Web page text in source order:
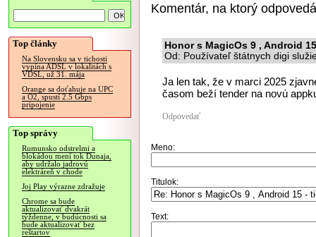
Top články
Na Slovensku sa v tichosti
vypína ADSL v lokalitách s
VDSL, už 31. mája
Orange sa doťahuje na UPC
a O2, spustí 2.5 Gbps
pripojenie
Top správy
Rumunsko odstrelmi a
blokádou mení tok Dunaja,
aby udržalo jadrovú
elektráreň v chode
Joj Play výrazne zdražuje
Chrome sa bude
aktualizovať dvakrát
týždenne, v budúcnosti sa
bude aktualizovať bez
reštartov
Komentár, na ktorý
Honor s MagicOs 9 , Android
Od: Používateľ štátnych digi
Ja len tak, že v marci 2025
časom beží tender na novú
Odpovedať
Meno:
Titulok:
Text: